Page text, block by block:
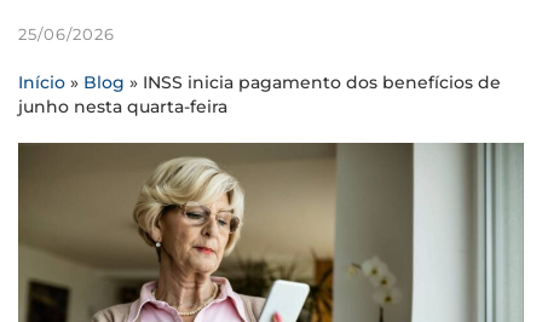
25/06/2026
Início » Blog » INSS inicia pagamento dos benefícios de
junho nesta quarta-feira